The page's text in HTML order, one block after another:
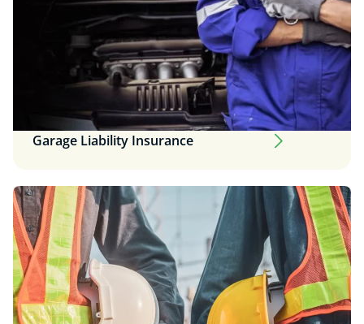
Garage Liability Insurance